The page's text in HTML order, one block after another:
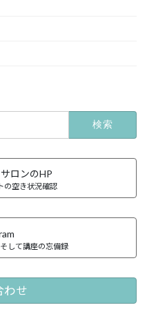
ロンのHP
の空き状況確認
して講座の忘備録
わせ